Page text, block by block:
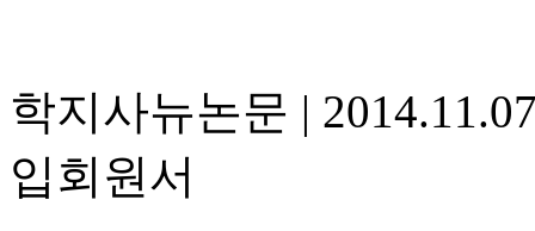
학지사뉴논문 |
입회원서